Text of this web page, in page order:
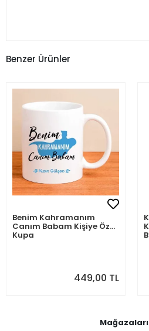
Benzer Ürünler
Benim Kahramanım
Canım Babam Kişiye Özel
Kupa
449,00 TL